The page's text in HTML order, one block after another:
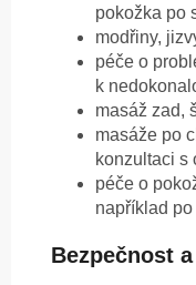
pokožka po
modřiny,
péče o
k
masáž zad,
masáže po
konzultaci s
péče o
například
Bezpečnost